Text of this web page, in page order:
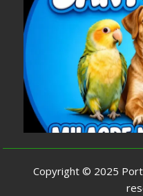
Copyright © 2025